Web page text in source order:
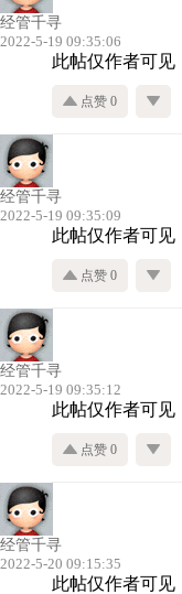
经管千寻
2022-5-19 09:35:06
此帖仅作者可见
点赞 0
经管千寻
2022-5-19 09:35:09
此帖仅作者可见
点赞 0
经管千寻
2022-5-19 09:35:12
此帖仅作者可见
点赞 0
经管千寻
2022-5-20 09:15:35
此帖仅作者可见